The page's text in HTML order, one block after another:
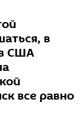
в
США
все равно